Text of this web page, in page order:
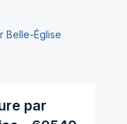
Belle-Église
par